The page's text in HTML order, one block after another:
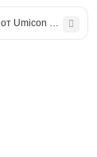
номіналу
Umicon AL-170T